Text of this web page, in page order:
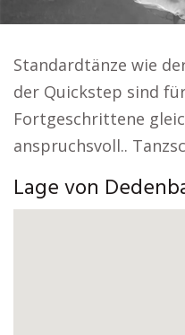
Standardtänze wie
der Quickstep sind
Fortgeschrittene
anspruchsvoll..
Lage von